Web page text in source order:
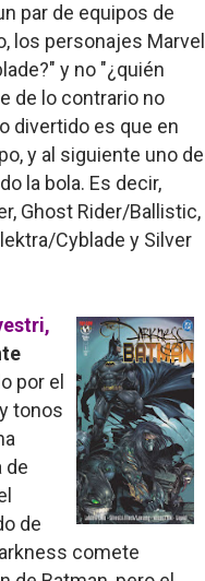
par de equipos de
los personajes Marvel
y no "¿quién
de lo contrario no
divertido es que en
y al siguiente uno de
la bola. Es decir,
Ghost Rider/Ballistic,
Cyblade y Silver
por el
tonos
de
de
comete